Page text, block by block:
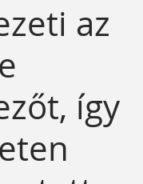
az
így